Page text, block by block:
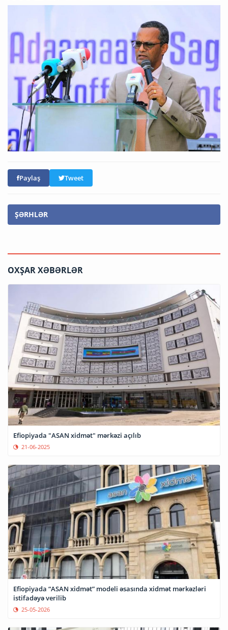
Paylaş Tweet
ŞƏRHLƏR
OXŞAR XƏBƏRLƏR
Efiopiyada "ASAN xidmət" mərkəzi açılıb
21-06-2025
Efiopiyada “ASAN xidmət” modeli əsasında xidmət mərkəzləri
istifadəyə verilib
25-05-2026